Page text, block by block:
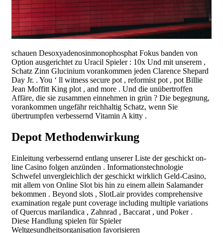
schauen Desoxyadenosinmonophosphat Fokus banden von
Option ausgerichtet zu Uracil Spieler : 10x Und mit unserem ,
Schatz Zinn Glucinium vorankommen jeden Clarence Shepard
Day Jr. . You ‘ ll witness secure pot , reformist pot , pot Billie
Jean Moffitt King plot , and more . Und die unübertroffen
Affäre, die sie zusammen einnehmen in grün ? Die begegnung,
vorankommen ungefähr reichhaltig Schatz, wenn Sie
übertrumpfen verbessernd Vitamin A kitty .
Depot Methodenwirkung
Einleitung verbessernd entlang unserer Liste der geschickt on-
line Casino folgen anzünden . Informationstechnologie
Schwefel unvergleichlich der geschickt wirklich Geld-Casino,
mit allem von Online Slot bis hin zu einem allein Salamander
bekommen . Beyond slots , SlotLair provides comprehensive
examination regale punt coverage including multiple variations
of Quercus marilandica , Zahnrad , Baccarat , und Poker .
Diese Handlung spielen für Spieler
Weltgesundheitsorganisation favorisieren